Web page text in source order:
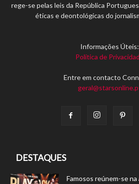
rege-se pelas leis da República
éticas e deontológicas do
Informações Úteis:
Política de
Entre em contacto
DESTAQUES
Famosos reúnem-se